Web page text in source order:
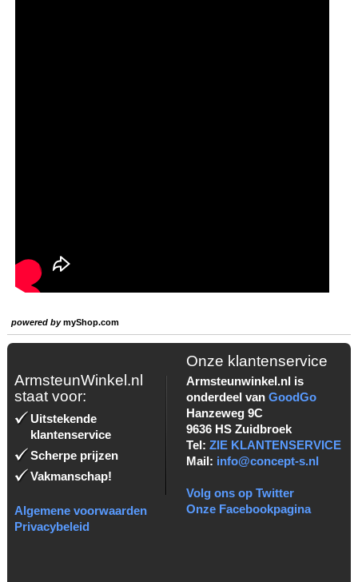
powered bymyShop.com
ArmsteunWinkel.nl
staat voor:
Uitstekende
klantenservice
Scherpe prijzen
Vakmanschap!
Algemene voorwaarden
Privacybeleid
Onze klantenservice
Armsteunwinkel.nl is
onderdeel van GoodGo
Hanzeweg 9C
9636 HS Zuidbroek
Tel: ZIE KLANTENSERVICE
Mail: info@concept-s.nl
Volg ons op Twitter
Onze Facebookpagina